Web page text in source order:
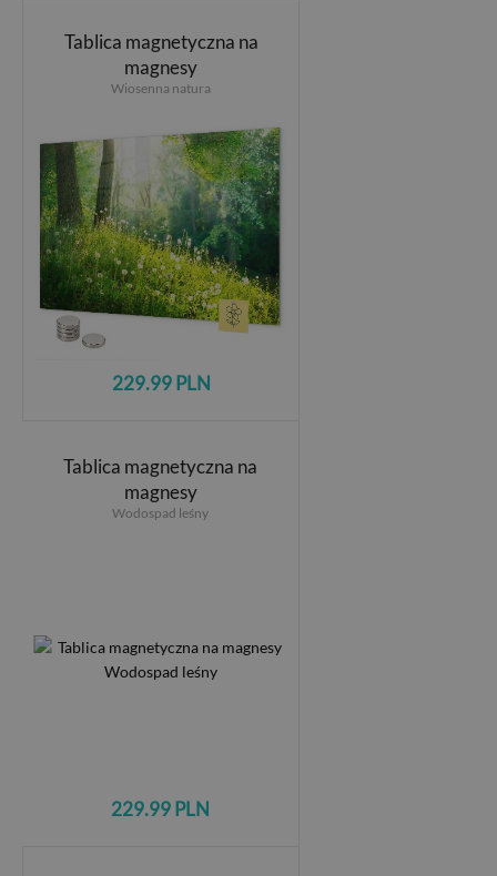
Tablica magnetyczna na
magnesy
Wiosenna natura
229.99 PLN
Tablica magnetyczna na
magnesy
Wodospad leśny
229.99 PLN